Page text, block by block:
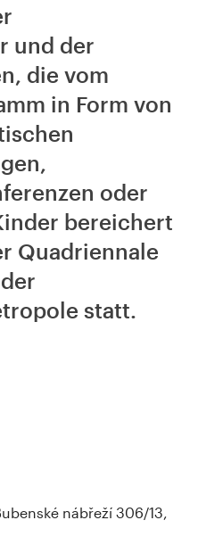
und der
die vom
in Form von
oder
bereichert
Quadriennale
statt.
nábřeží 306/13,